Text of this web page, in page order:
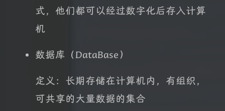
式，他们都可以经过数字化后存入计算
机
数据库（DataBase）
定义：长期存储在计算机内，有组织，
可共享的大量数据的集合